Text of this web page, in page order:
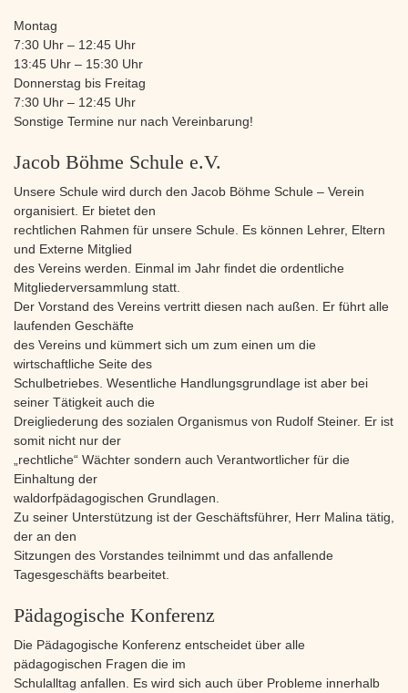
Montag
7:30 Uhr – 12:45 Uhr
13:45 Uhr – 15:30 Uhr
Donnerstag bis Freitag
7:30 Uhr – 12:45 Uhr
Sonstige Termine nur nach Vereinbarung!
Jacob Böhme Schule e.V.
Unsere Schule wird durch den Jacob Böhme Schule – Verein
organisiert. Er bietet den
rechtlichen Rahmen für unsere Schule. Es können Lehrer, Eltern
und Externe Mitglied
des Vereins werden. Einmal im Jahr findet die ordentliche
Mitgliederversammlung statt.
Der Vorstand des Vereins vertritt diesen nach außen. Er führt alle
laufenden Geschäfte
des Vereins und kümmert sich um zum einen um die
wirtschaftliche Seite des
Schulbetriebes. Wesentliche Handlungsgrundlage ist aber bei
seiner Tätigkeit auch die
Dreigliederung des sozialen Organismus von Rudolf Steiner. Er ist
somit nicht nur der
„rechtliche“ Wächter sondern auch Verantwortlicher für die
Einhaltung der
waldorfpädagogischen Grundlagen.
Zu seiner Unterstützung ist der Geschäftsführer, Herr Malina tätig,
der an den
Sitzungen des Vorstandes teilnimmt und das anfallende
Tagesgeschäfts bearbeitet.
Pädagogische Konferenz
Die Pädagogische Konferenz entscheidet über alle
pädagogischen Fragen die im
Schulalltag anfallen. Es wird sich auch über Probleme innerhalb